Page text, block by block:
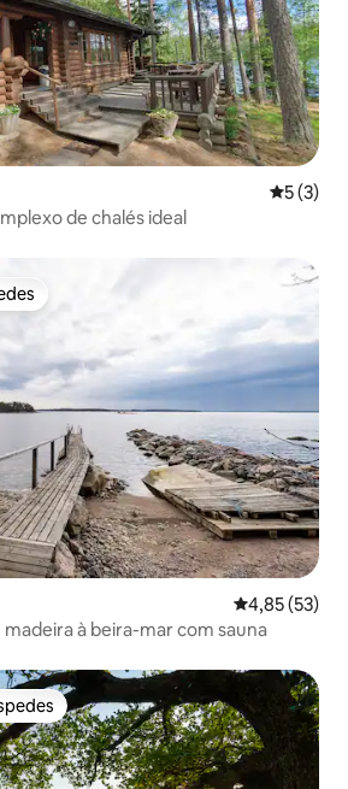
5 de
5 (3)
de chalés ideal
4,85 de uma
4,85 (53)
madeira à beira-mar com sauna
dos hóspedes